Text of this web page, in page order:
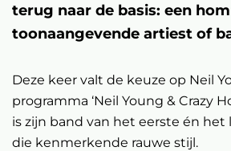
terug naar de basis: een
toonaangevende artiest of
Deze keer valt de keuze op Neil
programma ‘Neil Young & Crazy
is zijn band van het eerste én het
die kenmerkende rauwe stijl.